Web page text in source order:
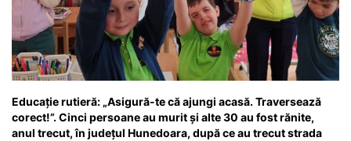
Educație rutieră: „Asigură-te că ajungi acasă. Traversează
corect!”. Cinci persoane au murit și alte 30 au fost rănite,
anul trecut, în județul Hunedoara, după ce au trecut strada